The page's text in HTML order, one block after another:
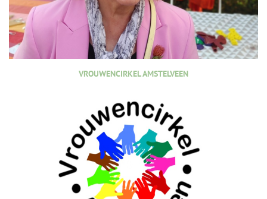
VROUWENCIRKEL AMSTELVEEN